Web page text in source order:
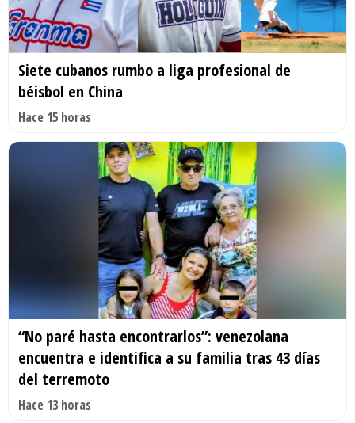
Siete cubanos rumbo a liga profesional de
béisbol en China
Hace 15 horas
“No paré hasta encontrarlos”: venezolana
encuentra e identifica a su familia tras 43 días
del terremoto
Hace 13 horas